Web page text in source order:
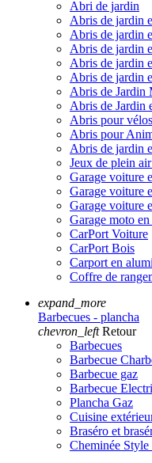
Abri de jardin
Abris de jardin
Abris de jardin
Abris de jardin
Abris de jardin
Abris de jardin
Abris de Jardin
Abris de Jardin
Abris pour
Abris pour
Abris de jardin
Jeux de plein
Garage voiture
Garage voiture
Garage voiture
Garage moto
CarPort Voiture
CarPort Bois
Carport en
Coffre de
expand_more
Barbecues - plancha
chevron_left Retour
Barbecues
Barbecue
Barbecue gaz
Barbecue
Plancha Gaz
Cuisine
Braséro et
Cheminée